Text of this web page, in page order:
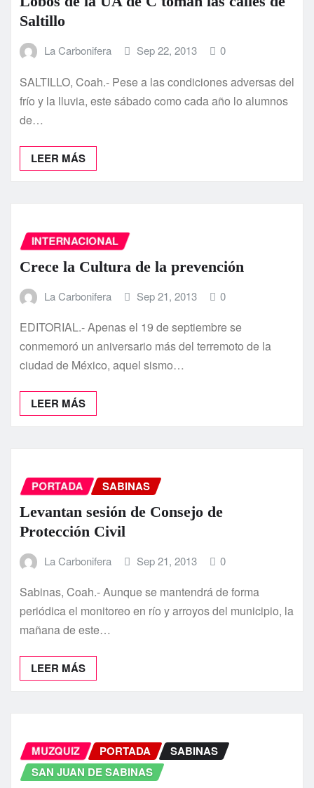
Saltillo
La Carbonifera Sep 22, 2013 0
SALTILLO, Coah.- Pese a las condiciones adversas del
frí­o y la lluvia, este sábado como cada año lo alumnos
de…
LEER MÁS
INTERNACIONAL
Crece la Cultura de la prevención
La Carbonifera Sep 21, 2013 0
EDITORIAL.- Apenas el 19 de septiembre se
conmemoró un aniversario más del terremoto de la
ciudad de México, aquel sismo…
LEER MÁS
PORTADA SABINAS
Levantan sesión de Consejo de
Protección Civil
La Carbonifera Sep 21, 2013 0
Sabinas, Coah.- Aunque se mantendrá de forma
periódica el monitoreo en rí­o y arroyos del municipio, la
mañana de este…
LEER MÁS
MUZQUIZ PORTADA
SABINAS
SAN JUAN DE SABINAS